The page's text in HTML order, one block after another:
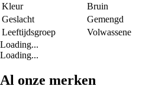
Kleur
Bruin
Geslacht
Gemengd
Leeftijdsgroep
Volwassene
Loading...
Loading...
Al onze merken